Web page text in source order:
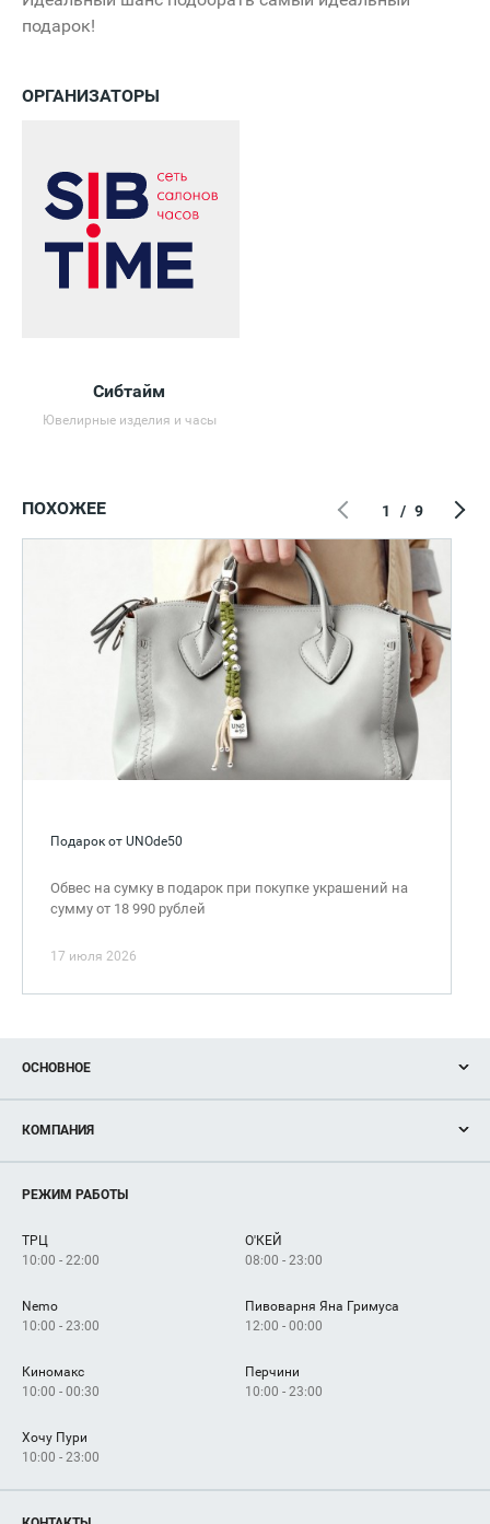
подарок!
ОРГАНИЗАТОРЫ
Сибтайм
Ювелирные изделия и часы
ПОХОЖЕЕ
Подарок от UNOde50
Обвес на сумку в подарок при покупке украшений на
сумму от 18 990 рублей
17 июля 2026
1 / 9
ОСНОВНОЕ
Новости
Магазины
Услуги
КОМПАНИЯ
Рекламодателям
Как добраться
РЕЖИМ РАБОТЫ
ТРЦ
10:00 - 22:00
О'КЕЙ
08:00 - 23:00
Nemo
10:00 - 23:00
Пивоварня Яна Гримуса
12:00 - 00:00
Киномакс
10:00 - 00:30
Перчини
10:00 - 23:00
Хочу Пури
10:00 - 23:00